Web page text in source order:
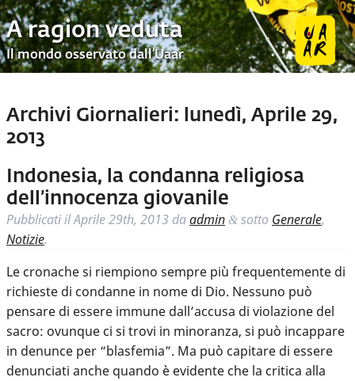
A ragion veduta
Il mondo osservato dall’Uaar
Archivi Giornalieri: lunedì, Aprile 29,
2013
Indonesia, la condanna religiosa
dell’innocenza giovanile
Pubblicati ilAprile 29th, 2013 daadmin & sotto Generale,
Notizie.
Le cronache si riempiono sempre più frequentemente di
richieste di condanne in nome di Dio. Nessuno può
pensare di essere immune dall’accusa di violazione del
sacro: ovunque ci si trovi in minoranza, si può incappare
in denunce per “blasfemia”. Ma può capitare di essere
denunciati anche quando è evidente che la critica alla